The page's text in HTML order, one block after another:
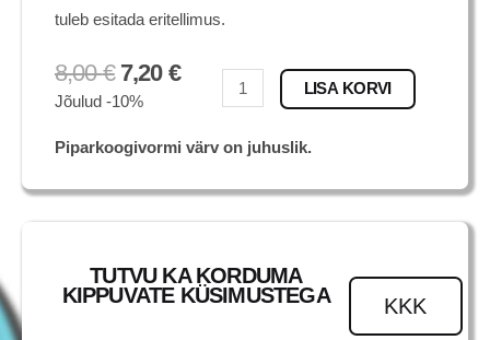
tuleb esitada eritellimus.
8,00€ 7,20 €
Jõulud -10%
Samojeed
kogus
LISA KORVI
Piparkoogivormi värv on juhuslik.
TUTVU KA KORDUMA
KIPPUVATE KÜSIMUSTEGA
KKK